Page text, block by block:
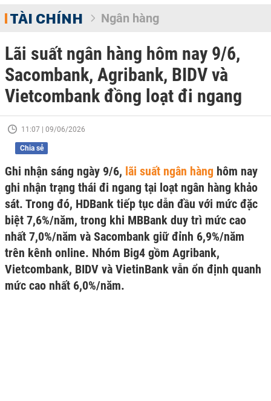
TÀI CHÍNH Ngân hàng
Lãi suất ngân hàng hôm nay 9/6,
Sacombank, Agribank, BIDV và
Vietcombank đồng loạt đi ngang
11:07 | 09/06/2026
Chia sẻ
Ghi nhận sáng ngày 9/6, lãi suất ngân hàng hôm nay
ghi nhận trạng thái đi ngang tại loạt ngân hàng khảo
sát. Trong đó, HDBank tiếp tục dẫn đầu với mức đặc
biệt 7,6%/năm, trong khi MBBank duy trì mức cao
nhất 7,0%/năm và Sacombank giữ đỉnh 6,9%/năm
trên kênh online. Nhóm Big4 gồm Agribank,
Vietcombank, BIDV và VietinBank vẫn ổn định quanh
mức cao nhất 6,0%/năm.